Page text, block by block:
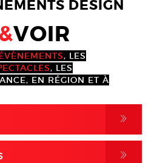
DESIGN
&VOIR
, LES
, LES
EN RÉGION ET À
,
,